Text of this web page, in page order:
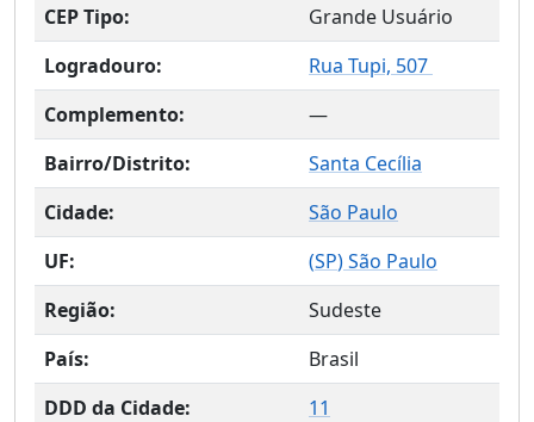
CEP Tipo:
Grande Usuário
Logradouro:
Rua Tupi, 507
Complemento:
—
Bairro/Distrito:
Santa Cecília
Cidade:
São Paulo
UF:
(SP) São Paulo
Região:
Sudeste
País:
Brasil
DDD da Cidade:
11